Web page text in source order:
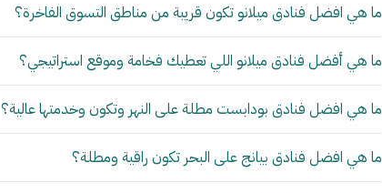
ما هي افضل فنادق ميلانو تكون قريبة من مناطق التسوق الفاخرة؟
ما هي أفضل فنادق ميلانو اللي تعطيك فخامة وموقع استراتيجي؟
ما هي افضل فنادق بودابست مطلة على النهر وتكون وخدمتها عالية؟
ما هي افضل فنادق بيانج على البحر تكون راقية ومطلة؟